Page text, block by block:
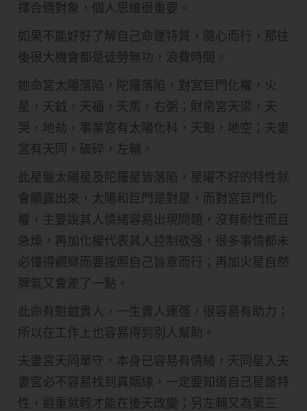
擇合適對象，個人思維很重要。
如果不能好好了解自己命運特質，隨心而行，那往
後很大機會都是徒勞無功，浪費時間。
她命宮太陽落陷，陀羅落陷，對宮巨門化權，火
星，天龯，天福，天馬，右弼；財帛宮天梁，天
哭，地劫，事業宮有太陽化科，天魁，地空；夫妻
宮有天同，破碎，左輔。
此星盤太陽星及陀羅星皆落陷，星曜不好的特性就
會顯露出來，太陽和巨門是對星，而對宮巨門化
權，主要說其人情緒容易出現問題，沒有耐性而且
急燥，再加化權代表其人控制欲强，很多事情都未
必懂得觀察而要按照自己旨意而行；再加火星自然
脾氣又會差了一點。
此命有魁龯貴人，一生貴人運强，很容易有助力；
所以在工作上也容易得到別人幫助。
夫妻宮天同單守，本身已容易有情緒，天同星入夫
妻宮必不容易找到真姻緣，一定要知道自己星盤特
性，避重就輕才能在後天改變；另左輔又為第三